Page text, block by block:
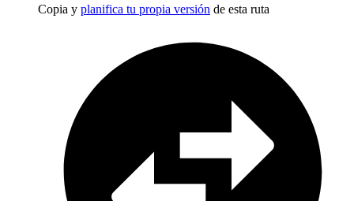
Copia y planifica tu propia versión de esta ruta